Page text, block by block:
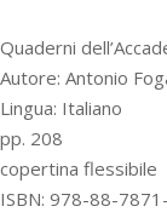
Quaderni
Autore: Antonio
Lingua: Italiano
pp. 208
copertina flessibile
ISBN: 978-88-